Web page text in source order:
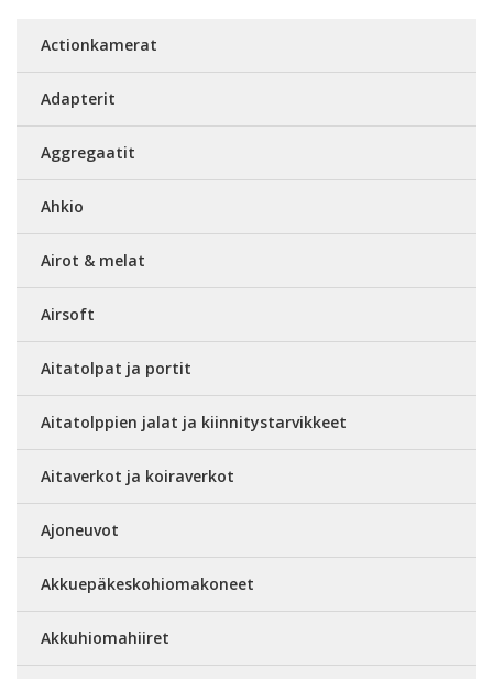
Actionkamerat
Adapterit
Aggregaatit
Ahkio
Airot & melat
Airsoft
Aitatolpat ja portit
Aitatolppien jalat ja kiinnitystarvikkeet
Aitaverkot ja koiraverkot
Ajoneuvot
Akkuepäkeskohiomakoneet
Akkuhiomahiiret